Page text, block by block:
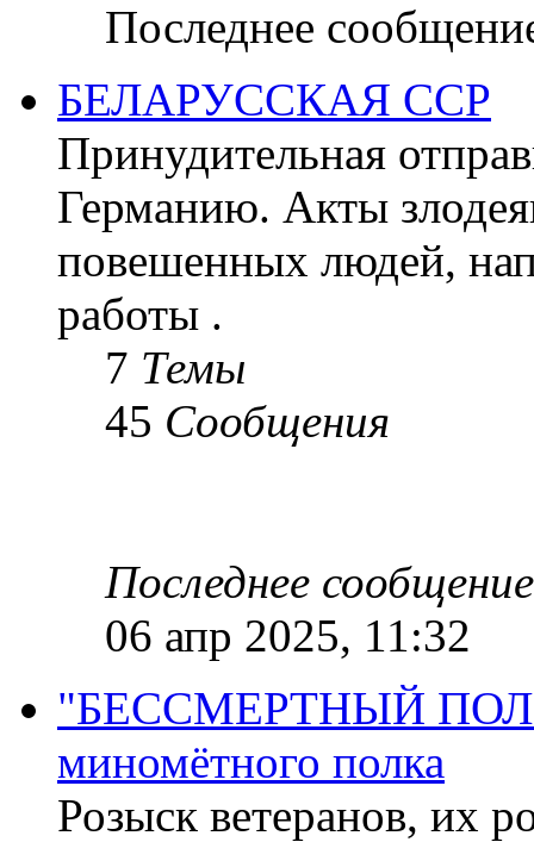
Последнее
БЕЛАРУССКАЯ ССР
Принудительная
Германию. Акты
повешенных людей,
работы .
7 Темы
45 Сообщения
Последнее сообщение
06 апр 2025, 11:32
"БЕССМЕРТНЫЙ ПОЛК
миномётного полка
Розыск ветеранов, их